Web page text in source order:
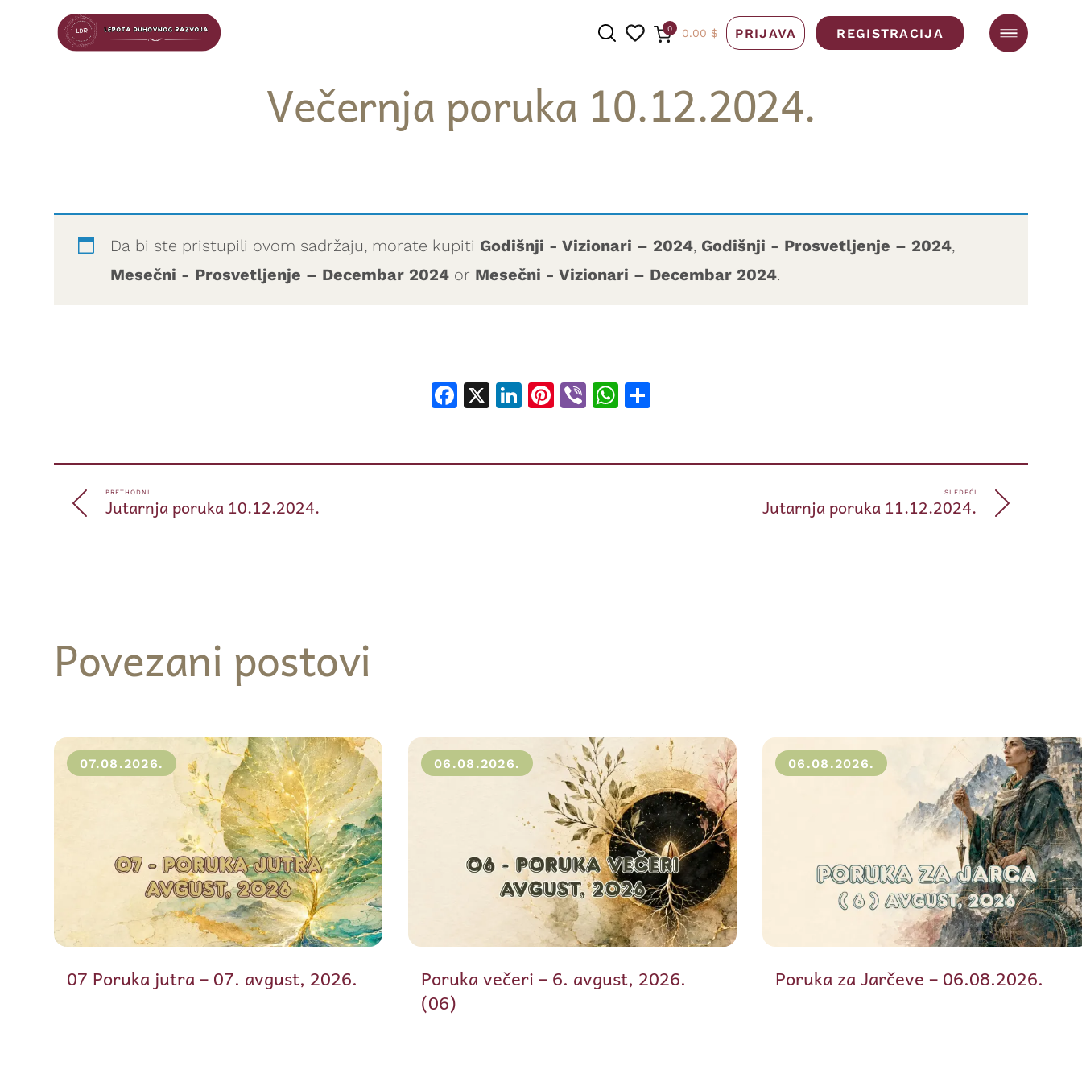
0 0.00 $ PRIJAVA REGISTRACIJA
Večernja poruka 10.12.2024.
Da bi ste pristupili ovom sadržaju, morate kupiti Godišnji - Vizionari – 2024, Godišnji - Prosvetljenje – 2024,
Mesečni - Prosvetljenje – Decembar 2024 or Mesečni - Vizionari – Decembar 2024.
Facebook
X LinkedIn
Pinterest
ViberWhatsApp
PRETHODNI
Jutarnja poruka 10.12.2024.
SLEDEĆI
Jutarnja poruka 11.12.2024.
Povezani postovi
07.08.2026.
07 Poruka jutra – 07. avgust, 2026.
06.08.2026.
Poruka večeri – 6. avgust, 2026.
(06)
06.08.2026.
Poruka za Jarčeve – 06.08.2026.